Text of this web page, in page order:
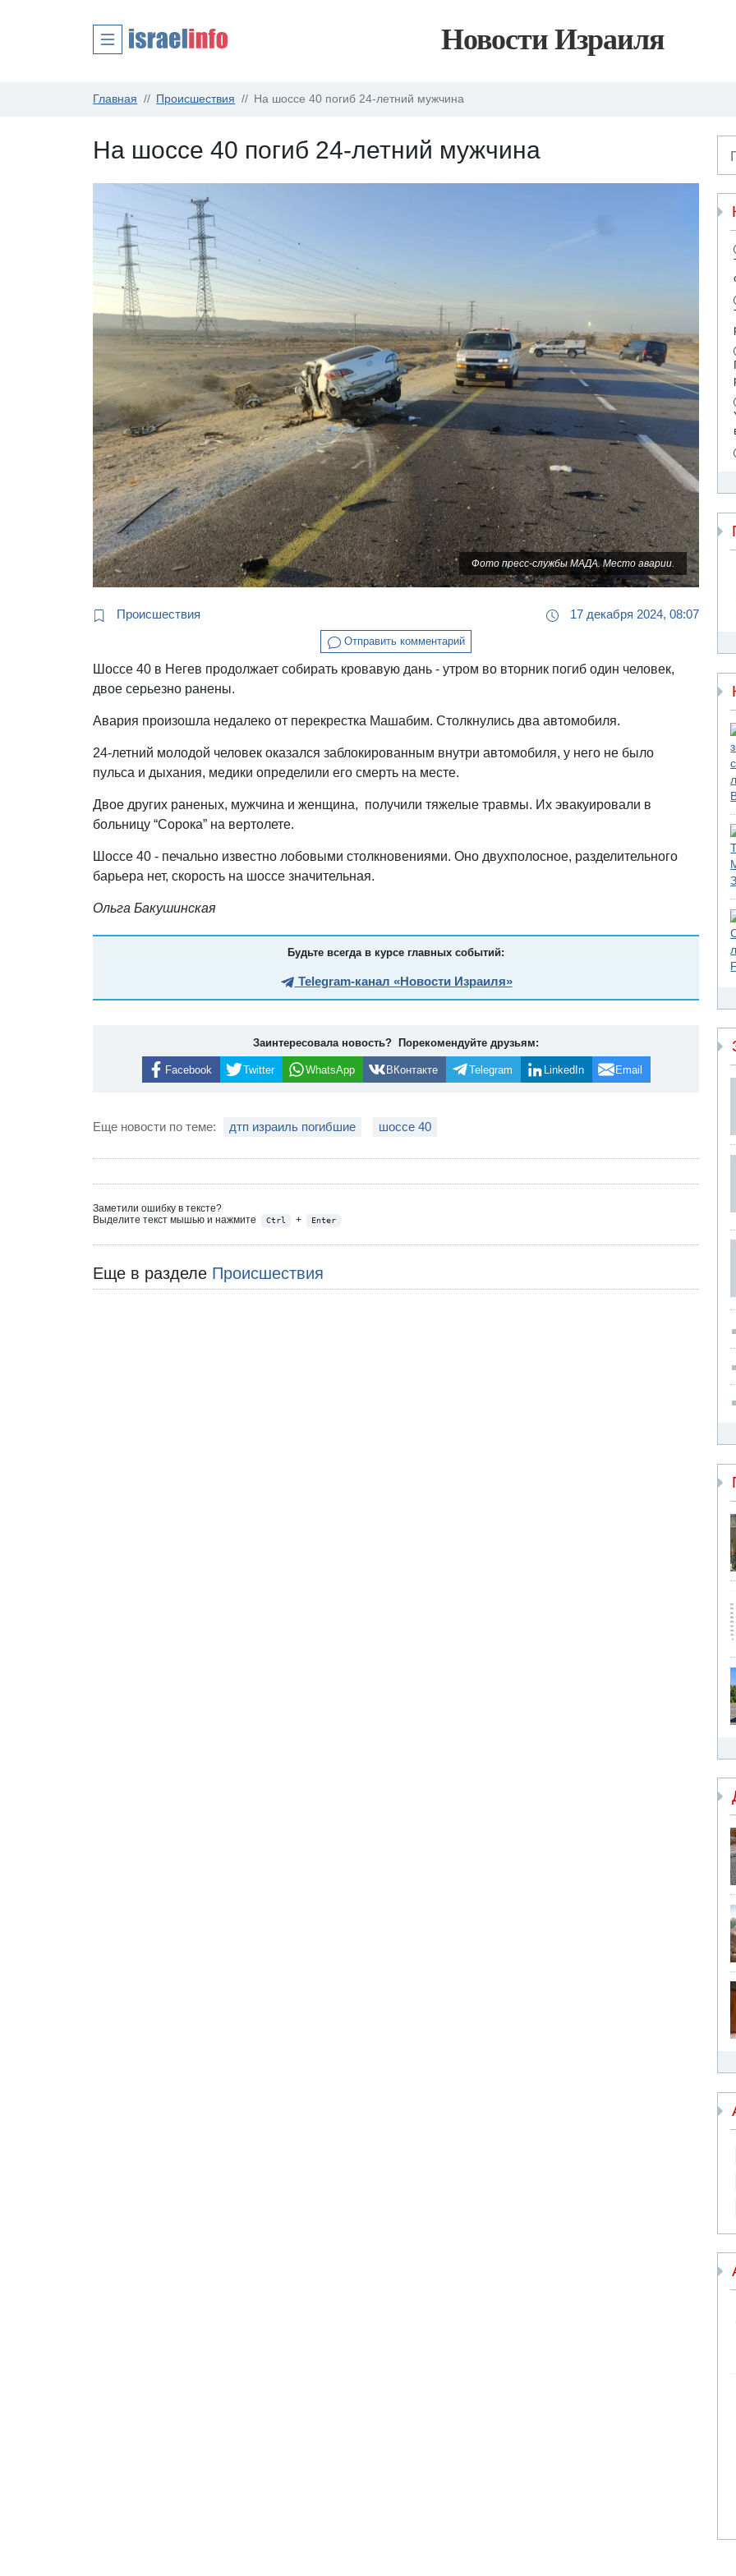
Новости Израиля
Главная Происшествия На шоссе 40 погиб 24-летний мужчина
На шоссе 40 погиб 24-летний мужчина
Фото пресс-службы МАДА. Место аварии.
Происшествия 17 декабря 2024, 08:07
Отправить комментарий
Шоссе 40 в Негев продолжает собирать кровавую дань - утром во вторник погиб один человек,
двое серьезно ранены.
Авария произошла недалеко от перекрестка Машабим. Столкнулись два автомобиля.
24-летний молодой человек оказался заблокированным внутри автомобиля, у него не было
пульса и дыхания, медики определили его смерть на месте.
Двое других раненых, мужчина и женщина, получили тяжелые травмы. Их эвакуировали в
больницу “Сорока” на вертолете.
Шоссе 40 - печально известно лобовыми столкновениями. Оно двухполосное, разделительного
барьера нет, скорость на шоссе значительная.
Ольга Бакушинская
Будьте всегда в курсе главных событий:
Telegram-канал «Новости Израиля»
Заинтересовала новость? Порекомендуйте друзьям:
Facebook Twitter WhatsApp ВКонтакте Telegram LinkedIn Email
Еще новости по теме: дтп израиль погибшие шоссе 40
Заметили ошибку в тексте?
Выделите текст мышью и нажмите
Ctrl + Enter
Еще в разделе Происшествия